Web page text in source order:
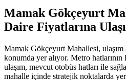
Mamak Gökçeyurt
Daire Fiyatlarına
Mamak Gökçeyurt Mahallesi, ulaşım
konumda yer alıyor. Metro
ulaşım, mevcut otobüs hatları ile
mahalle içinde stratejik noktalarda